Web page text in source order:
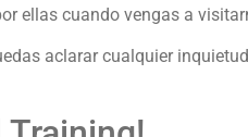
ellas cuando vengas a
aclarar cualquier